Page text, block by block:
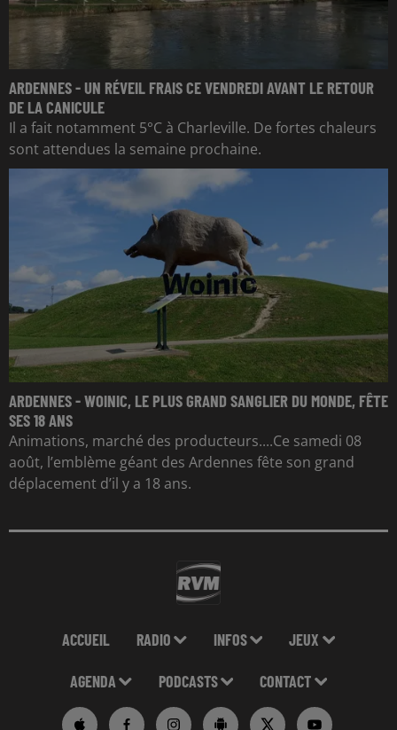
ARDENNES - UN RÉVEIL FRAIS CE VENDREDI AVANT LE RETOUR
DE LA CANICULE
Il a fait notamment 5°C à Charleville. De fortes chaleurs
sont attendues la semaine prochaine.
ARDENNES - WOINIC, LE PLUS GRAND SANGLIER DU MONDE, FÊTE
SES 18 ANS
Animations, marché des producteurs....Ce samedi 08
août, l’emblème géant des Ardennes fête son grand
déplacement d’il y a 18 ans.
ACCUEIL RADIO INFOS JEUX
AGENDA PODCASTS CONTACT